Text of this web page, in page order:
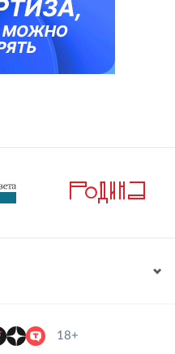
18+